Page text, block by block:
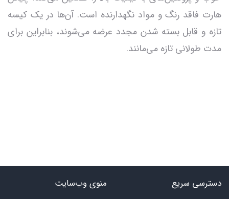
هارت فاقد رنگ و مواد نگهدارنده است. آن‌ها در یک کیسه
تازه و قابل بسته شدن مجدد عرضه می‌شوند، بنابراین برای
مدت طولانی تازه می‌مانند.
دسترسی سریع منوی وب‌سایت